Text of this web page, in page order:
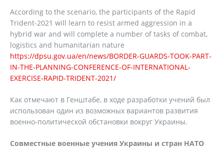
According to the scenario, the participants of the Rapid
Trident-2021 will learn to resist armed aggression in a
hybrid war and will complete a number of tasks of combat,
logistics and humanitarian nature
https://dpsu.gov.ua/en/news/BORDER-GUARDS-TOOK-PART-
IN-THE-PLANNING-CONFERENCE-OF-INTERNATIONAL-
EXERCISE-RAPID-TRIDENT-2021/
Как отмечают в Генштабе, в ходе разработки учений был
использован один из возможных вариантов развития
военно-политической обстановки вокруг Украины.
Совместные военные учения Украины и стран НАТО